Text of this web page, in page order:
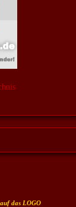
das LOGO